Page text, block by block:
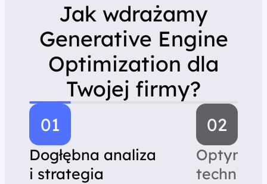
Jak wdrażamy
Generative Engine
Optimization dla
Twojej firmy?
Dogłębna analiza
i strategia